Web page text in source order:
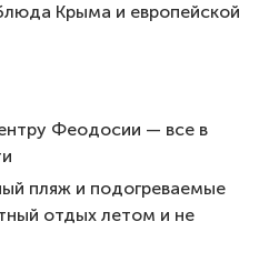
Крыма и европейской
Феодосии — все в
пляж и подогреваемые
отдых летом и не